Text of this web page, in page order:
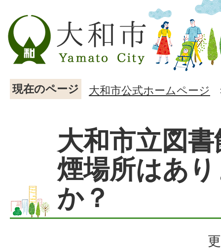
現在のページ 大和市公式ホームページ
大和市立図
煙場所はあ
か？